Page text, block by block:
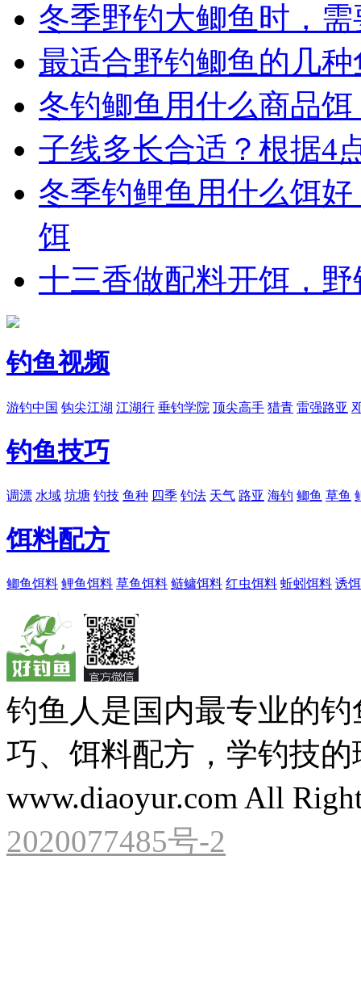
冬季野钓大鲫鱼时，
最适合野钓鲫鱼的几
冬钓鲫鱼用什么商品
子线多长合适？根据4
冬季钓鲤鱼用什么饵
饵
十三香做配料开饵，
钓鱼视频
游钓中国 钩尖江湖 江湖行 垂钓学院 顶尖高手 猎青 雷强路亚
钓鱼技巧
调漂 水域 坑塘 钓技 鱼种 四季 钓法 天气 路亚 海钓 鲫鱼 草鱼
饵料配方
鲫鱼饵料 鲤鱼饵料 草鱼饵料 鲢鳙饵料 红虫饵料 蚯蚓饵料 诱
钓鱼人是国内最专业的
巧、饵料配方，学钓技
www.diaoyur.com All
2020077485号-2